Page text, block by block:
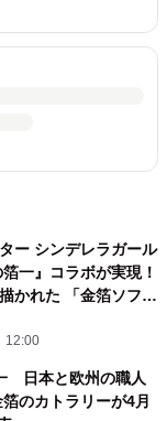
ー シンデレラガール
一』コラボが実現！
かれた 「金箔ソフ
ミラー」などを
)より限定発売！
12:00
日本と欧州の職人
のカトラリーが4月